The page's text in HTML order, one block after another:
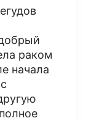
раком
начала